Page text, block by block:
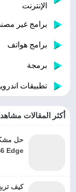
الإنترنت
برامج غير
برامج هواتف
برمجة
تطبيقات
أكثر المقالات
Edge
كيف